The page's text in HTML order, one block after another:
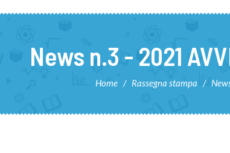
News n.3 - 2021
Home / Rassegna stampa /